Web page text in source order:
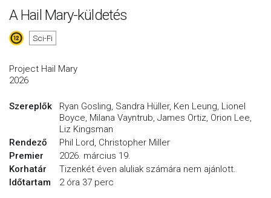
A Hail Mary-küldetés
Sci-Fi
Project Hail Mary
2026
Szereplők
Ryan Gosling, Sandra Hüller, Ken Leung, Lionel
Boyce, Milana Vayntrub, James Ortiz, Orion Lee,
Liz Kingsman
Rendező
Phil Lord, Christopher Miller
Premier
2026. március 19.
Korhatár
Tizenkét éven aluliak számára nem ajánlott.
Időtartam
2 óra 37 perc